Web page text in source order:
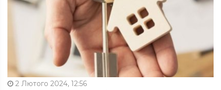
2 Лютого 2024, 12:56